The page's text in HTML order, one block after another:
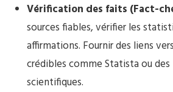
Vérification des faits (Fact-
sources fiables, vérifier les
affirmations. Fournir des liens
crédibles comme Statista ou
scientifiques.